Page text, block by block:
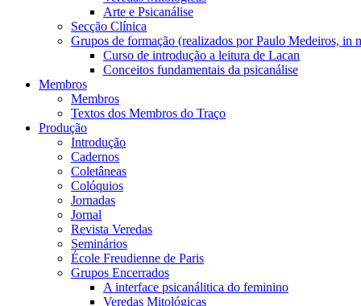
Arte e Psicanálise
Secção Clínica
Grupos de formação (realizados por Paulo Medeiros, in
Curso de introdução a leitura de Lacan
Conceitos fundamentais da psicanálise
Membros
Membros
Textos dos Membros do Traço
Produção
Introdução
Cadernos
Coletâneas
Colóquios
Jornadas
Jornal
Revista Veredas
Seminários
École Freudienne de Paris
Grupos Encerrados
A interface psicanálitica do feminino
Veredas Mitológicas